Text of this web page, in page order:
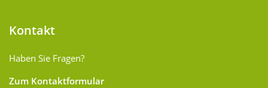
Kontakt
Haben Sie Fragen?
Zum Kontaktformular